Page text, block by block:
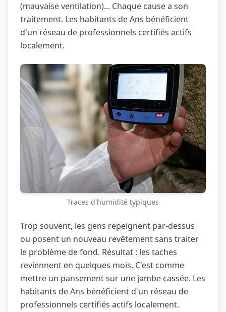
(mauvaise ventilation)... Chaque cause a son
traitement. Les habitants de Ans bénéficient
d'un réseau de professionnels certifiés actifs
localement.
Traces d'humidité typiques
Trop souvent, les gens repeignent par-dessus
ou posent un nouveau revêtement sans traiter
le problème de fond. Résultat : les taches
reviennent en quelques mois. C'est comme
mettre un pansement sur une jambe cassée. Les
habitants de Ans bénéficient d'un réseau de
professionnels certifiés actifs localement.